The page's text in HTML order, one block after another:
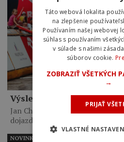
Výsledky 5. etapy Okolo
Jan Christen porazil Marca
dojazde. Na treťom…
NOVINKY
Táto webová lokalita
na zlepšenie
Používaním našej webovej
súhlas s používaním
v súlade s našimi
súborov cookie.
ZOBRAZIŤ VŠETKÝCH
→
PRIJAŤ
VLASTNÉ